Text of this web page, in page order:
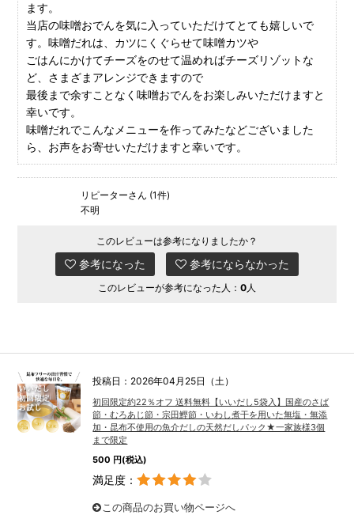
ます。
当店の味噌おでんを気に入っていただけてとても嬉しいで
す。味噌だれは、カツにくぐらせて味噌カツや
ごはんにかけてチーズをのせて温めればチーズリゾットな
ど、さまざまアレンジできますので
最後まで余すことなく味噌おでんをお楽しみいただけますと
幸いです。
味噌だれでこんなメニューを作ってみたなどございました
ら、お声をお寄せいただけますと幸いです。
リピーターさん (1件)
不明
このレビューは参考になりましたか？
参考になった 参考にならなかった
このレビューが参考になった人： 0人
投稿日：2026年04月25日（土）
初回限定約22％オフ 送料無料【いいだし5袋入】国産のさば
節・むろあじ節・宗田鰹節・いわし煮干を用いた無塩・無添
加・昆布不使用の魚介だしの天然だしパック★一家族様3個
まで限定
500 円(税込)
満足度：
この商品のお買い物ページへ